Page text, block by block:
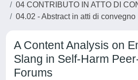
04 CONTRIBUTO IN ATTO DI
04.02 - Abstract in atti di convegno
A Content Analysis on
Slang in Self-Harm
Forums